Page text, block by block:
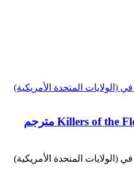
(الولايات المتحدة الأمريكية)
فيلم Killers of the Flower Moon 2023 مترجم
(الولايات المتحدة الأمريكية)